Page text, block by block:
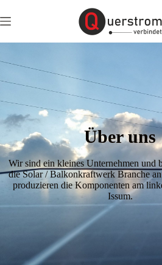
Über uns
Wir sind ein kleines Unternehmen und
die Solar / Balkonkraftwerk Branche
produzieren die Komponenten am
Issum.